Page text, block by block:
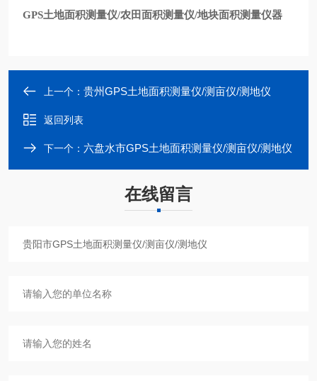
GPS土地面积测量仪/农田面积测量仪/地块面积测量仪器
上一个： 贵州GPS土地面积测量仪/测亩仪/测地仪
返回列表
下一个： 六盘水市GPS土地面积测量仪/测亩仪/测地仪
在线留言